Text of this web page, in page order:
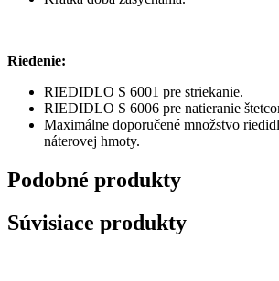
Riedenie:
RIEDIDLO S 6001 pre striekanie.
RIEDIDLO S 6006 pre natieranie
Maximálne doporučené množstvo
náterovej hmoty.
Podobné produkty
Súvisiace produkty